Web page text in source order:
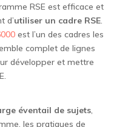
RSE est efficace et
d’utiliser un cadre RSE.
est l’un des cadres les
complet de lignes
développer et mettre
éventail de sujets,
les pratiques de